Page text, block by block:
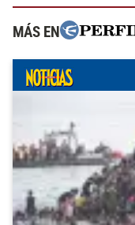
MÁS EN